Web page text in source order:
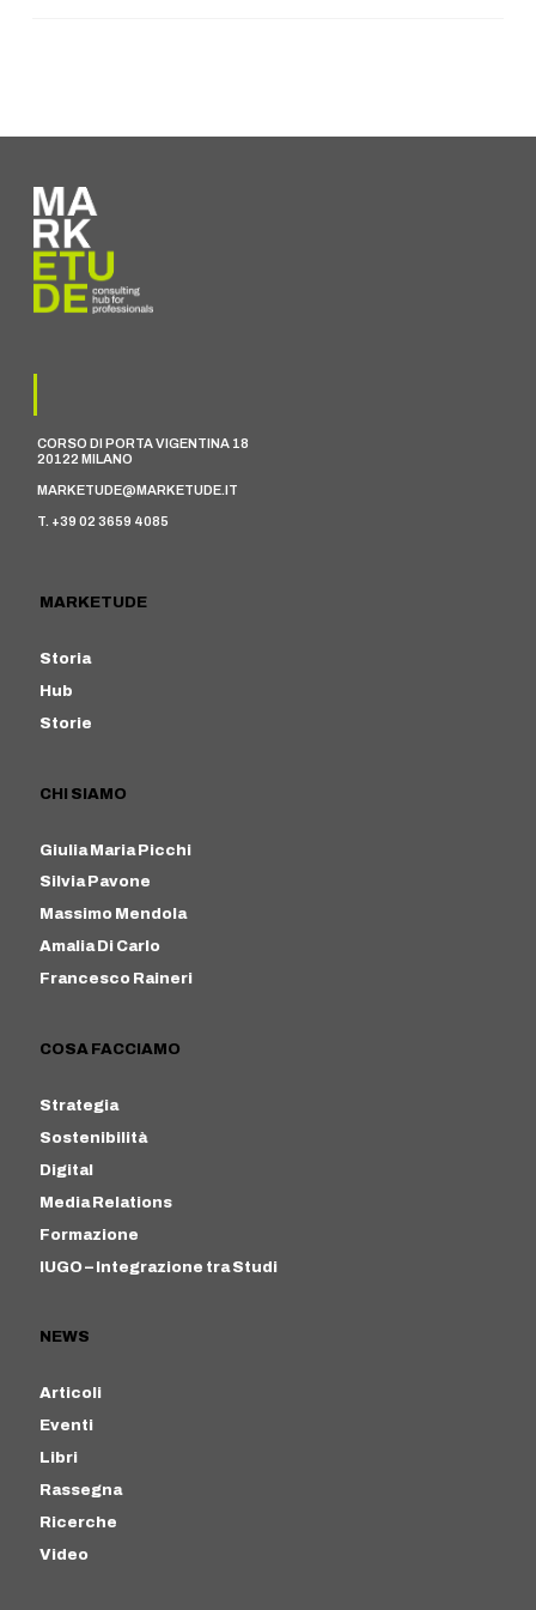
CORSO DI PORTA VIGENTINA 18
20122 MILANO
MARKETUDE@MARKETUDE.IT
T. +39 02 3659 4085
MARKETUDE
Storia
Hub
Storie
CHI SIAMO
Giulia Maria Picchi
Silvia Pavone
Massimo Mendola
Amalia Di Carlo
Francesco Raineri
COSA FACCIAMO
Strategia
Sostenibilità
Digital
Media Relations
Formazione
IUGO – Integrazione tra Studi
NEWS
Articoli
Eventi
Libri
Rassegna
Ricerche
Video